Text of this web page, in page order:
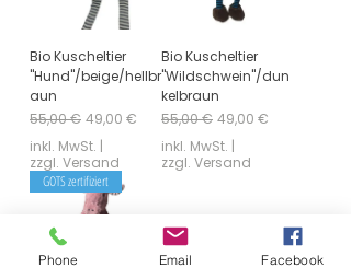
Bio Kuscheltier
"Hund"/beige/hellbr
aun
Standardpreis
55,00 € Sale-Preis
49,00 €
inkl. MwSt. |
zzgl. Versand
Bio Kuscheltier
"Wildschwein"/dun
kelbraun
Standardpreis
55,00 € Sale-Preis
49,00 €
inkl. MwSt. |
zzgl. Versand
GOTS zertifiziert
Phone Email Facebook